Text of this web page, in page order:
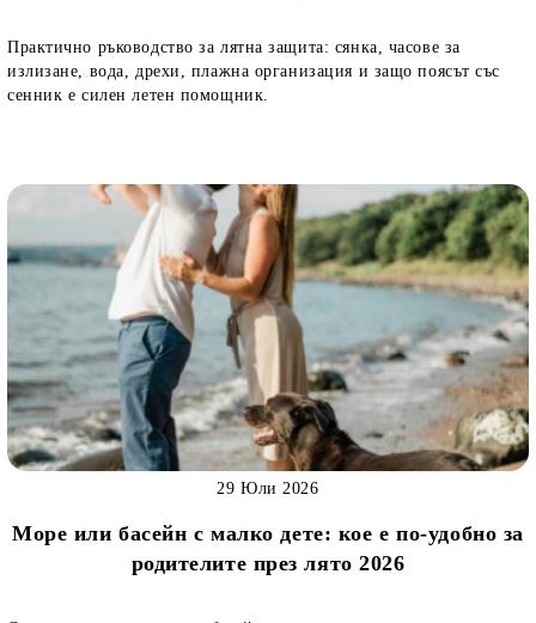
Практично ръководство за лятна защита: сянка, часове за
излизане, вода, дрехи, плажна организация и защо поясът със
сенник е силен летен помощник.
Море или басейн с малко дете: кое е по-удобно за
родителите през лято 2026
29 Юли 2026